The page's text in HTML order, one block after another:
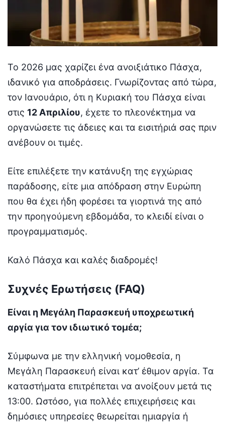
Το 2026 μας χαρίζει ένα ανοιξιάτικο Πάσχα,
ιδανικό για αποδράσεις. Γνωρίζοντας από τώρα,
τον Ιανουάριο, ότι η Κυριακή του Πάσχα είναι
στις 12 Απριλίου, έχετε το πλεονέκτημα να
οργανώσετε τις άδειες και τα εισιτήριά σας πριν
ανέβουν οι τιμές.
Είτε επιλέξετε την κατάνυξη της εγχώριας
παράδοσης, είτε μια απόδραση στην Ευρώπη
που θα έχει ήδη φορέσει τα γιορτινά της από
την προηγούμενη εβδομάδα, το κλειδί είναι ο
προγραμματισμός.
Καλό Πάσχα και καλές διαδρομές!
Συχνές Ερωτήσεις (FAQ)
Είναι η Μεγάλη Παρασκευή υποχρεωτική
αργία για τον ιδιωτικό τομέα;
Σύμφωνα με την ελληνική νομοθεσία, η
Μεγάλη Παρασκευή είναι κατ’ έθιμον αργία. Τα
καταστήματα επιτρέπεται να ανοίξουν μετά τις
13:00. Ωστόσο, για πολλές επιχειρήσεις και
δημόσιες υπηρεσίες θεωρείται ημιαργία ή